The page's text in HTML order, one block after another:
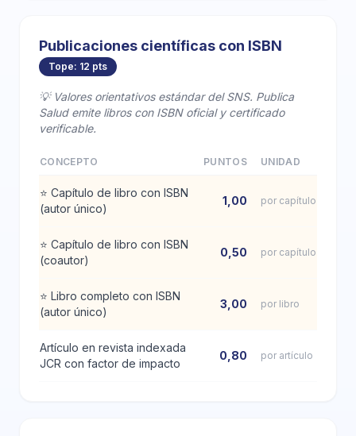
Publicaciones científicas con ISBN
Tope: 12 pts
💡 Valores orientativos estándar del SNS. Publica
Salud emite libros con ISBN oficial y certificado
verificable.
CONCEPTO PUNTOS UNIDAD
⭐ Capítulo de libro con ISBN
(autor único)
1,00 por capítulo
⭐ Capítulo de libro con ISBN
(coautor)
0,50 por capítulo
⭐ Libro completo con ISBN
(autor único)
3,00 por libro
Artículo en revista indexada
JCR con factor de impacto
0,80 por artículo